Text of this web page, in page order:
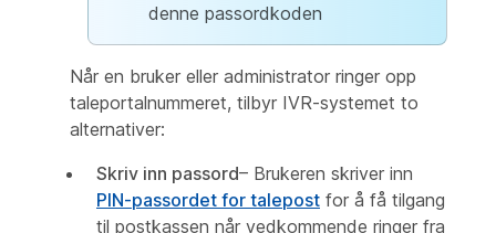
denne passordkoden
Når en bruker eller administrator ringer opp
taleportalnummeret, tilbyr IVR-systemet to
alternativer:
Skriv inn passord– Brukeren skriver inn
PIN-passordet for talepost for å få tilgang
til postkassen når vedkommende ringer fra